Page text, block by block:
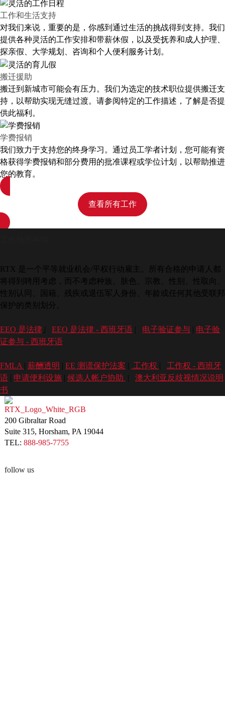
工作和生活支持
对我们来说，重要的是，你感到通过生活的挑战得到支持。我们
提供各种灵活的工作安排和带薪休假，以及受抚养和成人护理、
探亲假、大学规划、咨询和个人便利服务计划。
搬迁援助
搬迁到新城市可能会有压力。我们为选定的技术职位提供搬迁支
持，以帮助实现无缝过渡。请参阅特定的工作描述，了解是否提
供此福利。
学费报销
我们致力于支持您的终身学习。通过员工学者计划，您可能有资
格获得学费报销和部分费用的批准课程或学位计划，以帮助推进
您的教育。
查看所有工作
RTX 是一个平等就业机会/平权行动雇主。所有合格的申请人都
将得到聘用考虑，而不考虑种族、肤色、宗教、性别、性取向、
性别认同、国籍、残疾或退伍军人身份、年龄或任何其他受联邦
保护的类别划分。
EEO 是法律 EEO 是法律 - 西班牙语 电子验证参与
电子验
证参与 - 西班牙语
FMLA 薪酬透明 EE 测谎保护法案 工作权
工作权 - 西班牙
语
申请便利设施 候选人帐户协助
澳大利亚反歧视情况说明
书
200 Gibraltar Road
Suite 315, Horsham, PA 19044
TEL: 888-985-7755
follow us